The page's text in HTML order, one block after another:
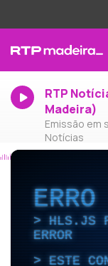
RTP
Madeira)
Emissão em
Notícias
HLS.JS
ERROR
ESTE